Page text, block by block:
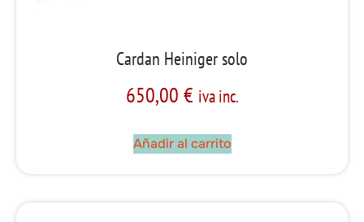
Cardan Heiniger solo
650,00 € iva inc.
Añadir al carrito